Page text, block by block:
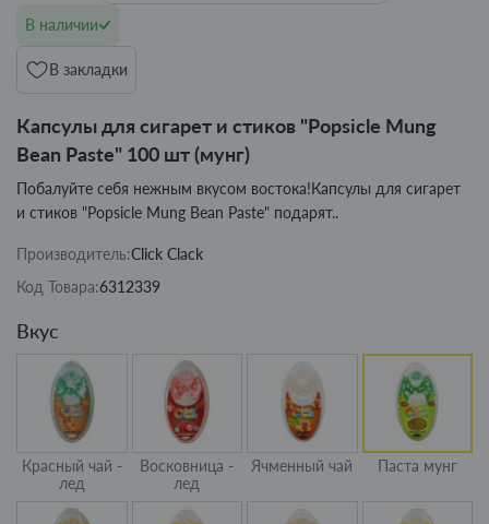
В наличии
В закладки
Капсулы для сигарет и стиков "Popsicle Mung
Bean Paste" 100 шт (мунг)
Побалуйте себя нежным вкусом востока!Капсулы для сигарет
и стиков "Popsicle Mung Bean Paste" подарят..
Производитель:Click Clack
Код Товара:6312339
Вкус
Красный чай -
лед
Восковница -
лед
Ячменный чай Паста мунг